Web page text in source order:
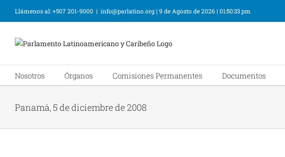
Llámenos al: +507 201-9000 | info@parlatino.org| 9 de Agosto de 2026| 01:50:33 pm
Nosotros Órganos Comisiones Permanentes Documentos
Panamá, 5 de diciembre de 2008